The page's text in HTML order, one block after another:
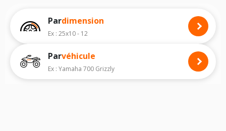
Les images du pneu quad, les avis clients et un descriptif complet du
modèle, vous permettra de faire le bon choix de pneus quad pour
votre
Nous recommandons de toujours monter des pneus quad avec les
dimensions homologuées par le constructeur.
Pour voir notre liste de pneus quad, veuillez sélectionner la dimension
Pardimension
Ex : 25x10 - 12
Parvéhicule
Ex : Yamaha 700 Grizzly